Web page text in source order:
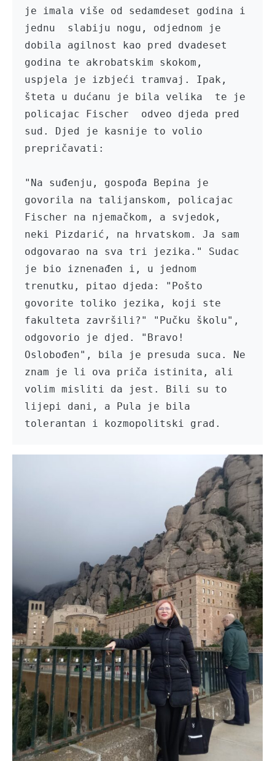
je imala više od sedamdeset godina i
jednu  slabiju nogu, odjednom je
dobila agilnost kao pred dvadeset
godina te akrobatskim skokom,
uspjela je izbjeći tramvaj. Ipak,
šteta u dućanu je bila velika  te je
policajac Fischer  odveo djeda pred
sud. Djed je kasnije to volio
prepričavati:
"Na suđenju, gospođa Bepina je
govorila na talijanskom, policajac
Fischer na njemačkom, a svjedok,
neki Pizdarić, na hrvatskom. Ja sam
odgovarao na sva tri jezika." Sudac
je bio iznenađen i, u jednom
trenutku, pitao djeda: "Pošto
govorite toliko jezika, koji ste
fakulteta završili?" "Pučku školu",
odgovorio je djed. "Bravo!
Oslobođen", bila je presuda suca. Ne
znam je li ova priča istinita, ali
volim misliti da jest. Bili su to
lijepi dani, a Pula je bila
tolerantan i kozmopolitski grad.